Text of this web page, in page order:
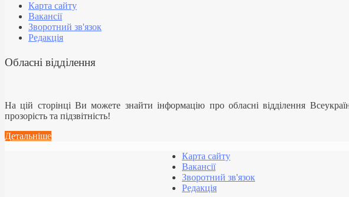
Карта сайту
Вакансії
Зворотний зв'язок
Редакція
Обласні відділення
На цій сторінці Ви можете знайти інформацію про обласні відділення
прозорість та підзвітність!
Детальніше
Карта сайту
Вакансії
Зворотний зв'язок
Редакція